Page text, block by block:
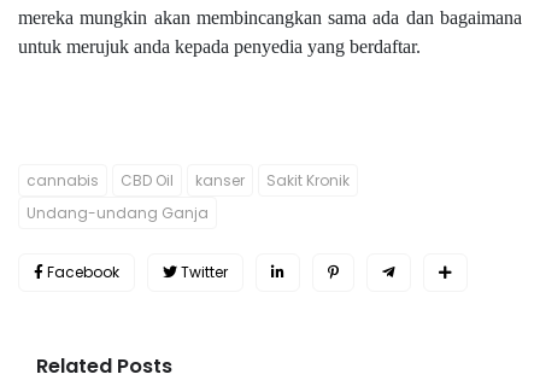
mereka mungkin akan membincangkan sama ada dan bagaimana
untuk merujuk anda kepada penyedia yang berdaftar.
cannabis CBD Oil kanser
Sakit Kronik
Undang-undang Ganja
Facebook Twitter
Related Posts